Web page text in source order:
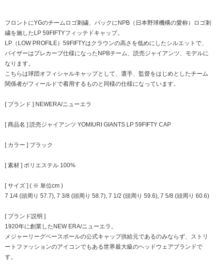
フロントにYGのチームロゴ刺繍、バックにNPB（日本野球機構の愛称）ロゴ刺
繍を施したLP 59FIFTYフィッテドキャップ。
LP（LOW PROFILE）59FIFTYはクラウンの高さを低めにしたシルエットで、
バイザーはプレカーブ仕様になったNPBチーム、読売ジャイアンツ、モデルに
なります。
こちらは球団オフィシャルキャップとして、選手、監督をはじめとしたチーム
関係者がフィールドで着用するものと同様の仕様になっています。
[ ブランド ] NEWERA/ニューエラ
[ 商品名 ] 読売ジャイアンツ YOMIURI GIANTS LP 59FIFTY CAP
[ カラー ] ブラック
[ 素材 ] ポリエステル 100%
[ サイズ ] ( ※ 単位cm )
7 1/4 (頭周り 57.7), 7 3/8 (頭周り 58.7), 7 1/2 (頭周り 59.6), 7 5/8 (頭周り 60.6)
[ ブランド説明 ]
1920年に創業したNEW ERA/ニューエラ。
メジャーリーグベースボールの公式キャップ供給元であるのみならず、ストリ
ートファッションのアイコンでもある世界最大級のヘッドウェアブランドで
す。